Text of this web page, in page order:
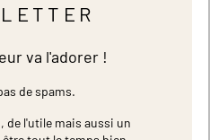
va l'adorer !
de spams.
de l'utile mais aussi un